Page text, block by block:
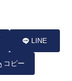
LINE
コピー